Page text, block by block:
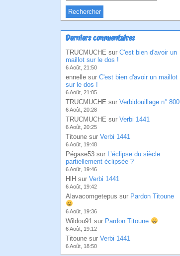
Derniers commentaires
TRUCMUCHE sur C'est bien d'avoir un
maillot sur le dos !
6 Août, 21:50
ennelle sur C'est bien d'avoir un maillot
sur le dos !
6 Août, 21:05
TRUCMUCHE sur Verbidouillage n° 800
6 Août, 20:28
TRUCMUCHE sur Verbi 1441
6 Août, 20:25
Titoune sur Verbi 1441
6 Août, 19:48
Pégase53 sur L’éclipse du siècle
partiellement éclipsée ?
6 Août, 19:46
HlH sur Verbi 1441
6 Août, 19:42
Alavacomgetepus sur Pardon Titoune
6 Août, 19:36
Wildou91 sur Pardon Titoune
6 Août, 19:12
Titoune sur Verbi 1441
6 Août, 18:50